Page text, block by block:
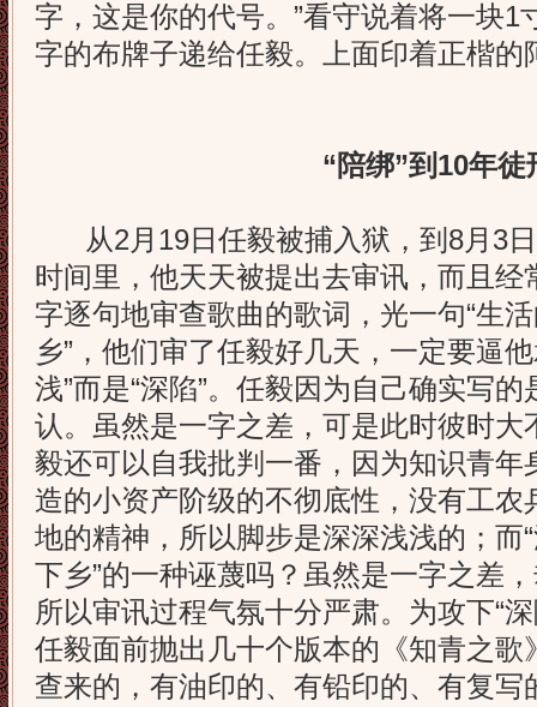
字，这是你的代号。”看守说着将一块1
字的布牌子递给任毅。上面印着正楷的
“陪绑”到10年徒
从2月19日任毅被捕入狱，到8月3日
时间里，他天天被提出去审讯，而且
字逐句地审查歌曲的歌词，光一句“生
乡”，他们审了任毅好几天，一定要逼
浅”而是“深陷”。任毅因为自己确实写的
认。虽然是一字之差，可是此时彼时大
毅还可以自我批判一番，因为知识青年
造的小资产阶级的不彻底性，没有工农
地的精神，所以脚步是深深浅浅的；而
下乡”的一种诬蔑吗？虽然是一字之差
所以审讯过程气氛十分严肃。为攻下“
任毅面前抛出几十个版本的《知青之歌
查来的，有油印的、有铅印的、有复写